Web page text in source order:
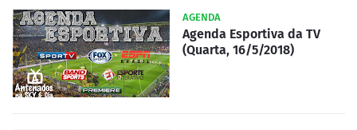
AGENDA
Agenda Esportiva da TV
(Quarta, 16/5/2018)